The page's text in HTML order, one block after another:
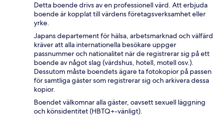
Detta boende drivs av en professionell värd. Att erbjuda
boende är kopplat till värdens företagsverksamhet eller
yrke.
Japans departement för hälsa, arbetsmarknad och välfärd
kräver att alla internationella besökare uppger
passnummer och nationalitet när de registrerar sig på ett
boende av något slag (värdshus, hotell, motell osv.).
Dessutom måste boendets ägare ta fotokopior på passen
för samtliga gäster som registrerar sig och arkivera dessa
kopior.
Boendet välkomnar alla gäster, oavsett sexuell läggning
och könsidentitet (HBTQ+-vänligt).